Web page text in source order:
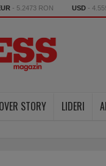
- 5.2473 RON USD -
STORY LIDERI